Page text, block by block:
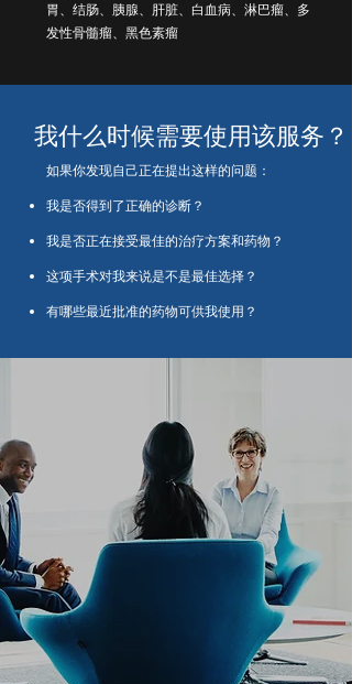
胃、结肠、胰腺、肝脏、白血病、淋巴瘤、多
发性骨髓瘤、黑色素瘤
我什么时候需要使用该服务？
如果你发现自己正在提出这样的问题：
我是否得到了正确的诊断？
我是否正在接受最佳的治疗方案和药物？
这项手术对我来说是不是最佳选择？
有哪些最近批准的药物可供我使用？